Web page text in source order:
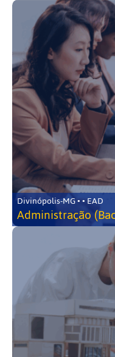
Divinópolis-MG • • EAD
Administração